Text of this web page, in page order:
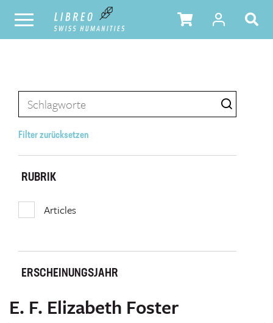
Filter zurücksetzen
RUBRIK
Articles
ERSCHEINUNGSJAHR
E. F. Elizabeth Foster